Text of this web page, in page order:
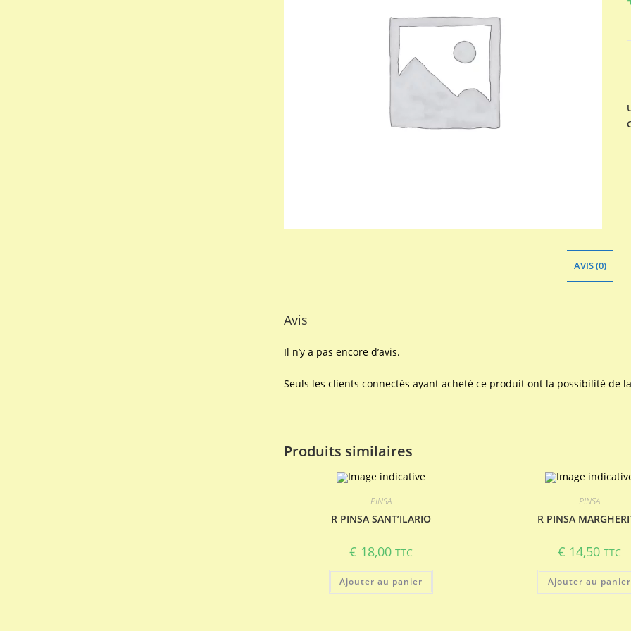
AVIS (0)
Avis
Il n’y a pas encore d’avis.
Seuls les clients connectés ayant acheté ce produit ont la possibilité de
Produits similaires
PINSA
R PINSA SANT’ILARIO
€ 18,00 TTC
Ajouter au panier
PINSA
R PINSA
€ 14,50 TTC
Ajouter au panier